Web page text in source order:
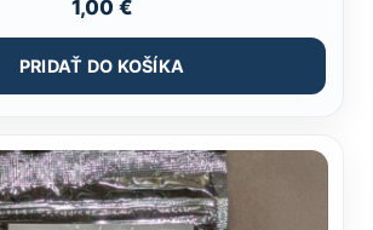
1,00 €
PRIDAŤ DO KOŠÍKA